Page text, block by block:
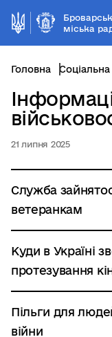
міська
Головна
21 липня 2025
Служба
ветеранкам
Куди в Україні
протезування
Пільги для
війни